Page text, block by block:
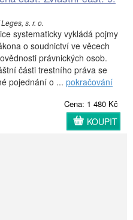
s. r. o.
systematicky vykládá pojmy
o soudnictví ve věcech
právnických osob.
části trestního práva se
pojednání o ... pokračování
Cena: 1 480 Kč
KOUPIT